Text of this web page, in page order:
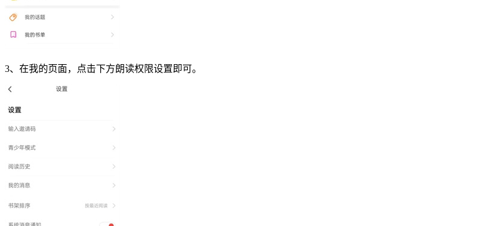
3、在我的页面，点击下方朗读权限设置即可。